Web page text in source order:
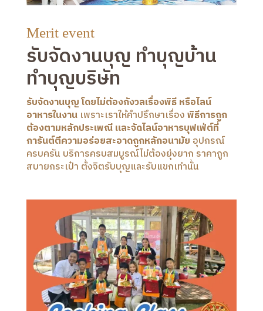
Merit event
รับจัดงานบุญ ทำบุญบ้าน
ทำบุญบริษัท
รับจัดงานบุญ โดยไม่ต้องกังวลเรื่องพิธี หรือไลน์
อาหารในงานเพราะเราให้คำปรึกษาเรื่องพิธีการถูก
ต้องตามหลักประเพณี และจัดไลน์อาหารบุฟเฟ่ต์ที่
การันต์ตีความอร่อยสะอาดถูกหลักอนามัย อุปกรณ์
ครบครัน บริการครบสมบูรณ์ไม่ต้องยุ่งยาก ราคาถูก
สบายกระเป๋า ตั้งจิตรับบุญและรับแขกเท่านั้น